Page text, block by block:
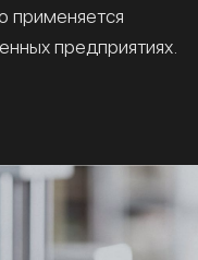
применяется
предприятиях.